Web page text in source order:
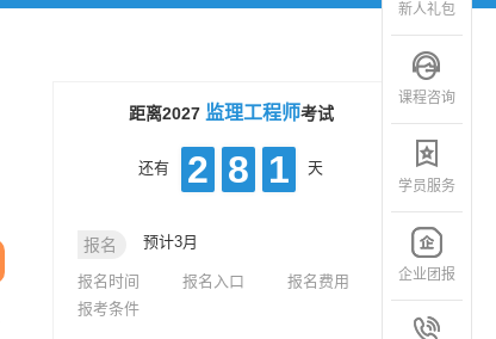
距离2027 监理工程师考试
还有 2 8 1 天
报名 预计3月
报名时间 报名入口
报名费用
报考条件
新人礼包
课程咨询
学员服务
企业团报